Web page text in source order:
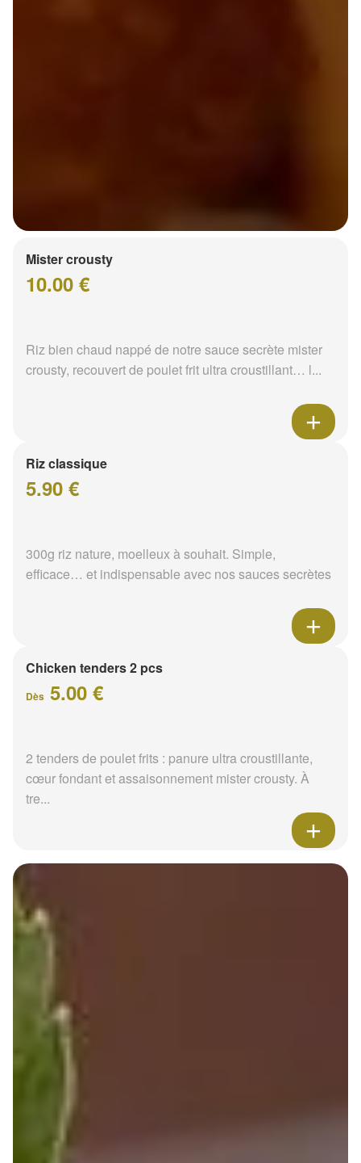
Mister crousty
10.00 €
Riz bien chaud nappé de notre sauce secrète mister
crousty, recouvert de poulet frit ultra croustillant… l...
Riz classique
5.90 €
300g riz nature, moelleux à souhait. Simple,
efficace… et indispensable avec nos sauces secrètes
Chicken tenders 2 pcs
Dès 5.00 €
2 tenders de poulet frits : panure ultra croustillante,
cœur fondant et assaisonnement mister crousty. À
tre...